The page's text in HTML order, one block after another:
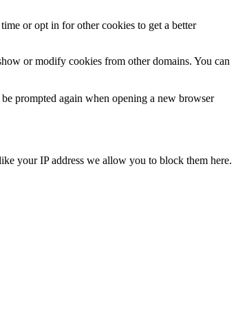
or opt in for other cookies to get a better
or modify cookies from other domains. You can
prompted again when opening a new browser
your IP address we allow you to block them here.